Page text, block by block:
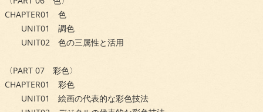
CHAPTER01 色
UNIT01 調色
UNIT02 色の三属性と活用
〈PART 07 彩色〉
CHAPTER01 彩色
UNIT01 絵画の代表的な彩色技法